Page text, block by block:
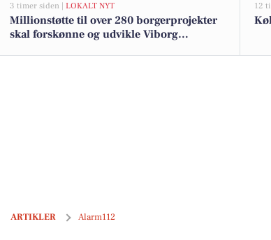
3 timer siden | LOKALT NYT
Millionstøtte til over 280 borgerprojekter
skal forskønne og udvikle Viborg
12
ARTIKLER Alarm112
Nyt tiltag: Politiet sætter ind mod spirituskørsel